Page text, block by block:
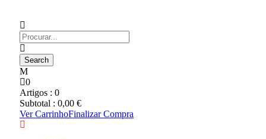
0
Artigos : 0
Subtotal : 0,00 €
Ver CarrinhoFinalizar Compra